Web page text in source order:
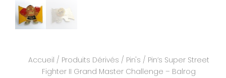
Accueil / Produits Dérivés / Pin's / Pin’s Super Street
Fighter II Grand Master Challenge – Balrog